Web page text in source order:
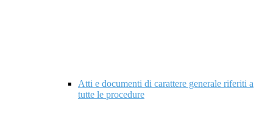
Atti e documenti di carattere generale riferiti a
tutte le procedure